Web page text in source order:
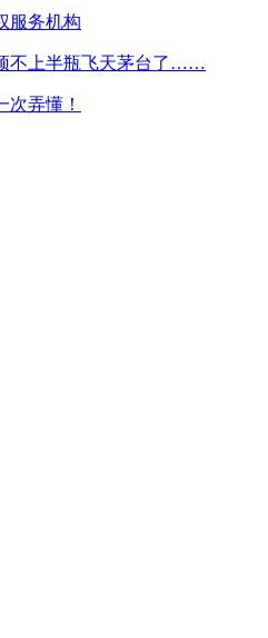
服务机构
不上半瓶飞天茅台了……
次弄懂！